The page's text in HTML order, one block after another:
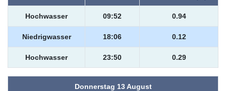
Hochwasser 09:52 0.94
Niedrigwasser 18:06 0.12
Hochwasser 23:50 0.29
Donnerstag 13 August